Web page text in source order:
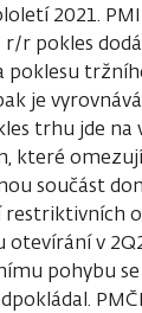
2021.
r/r pokles
poklesu
je
trhu jde na
které
součást
otevírání v
pohybu se